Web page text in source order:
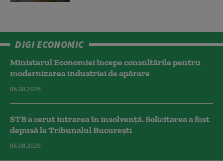
DIGI ECONOMIC
Ministerul Economiei începe consultările pentru
modernizarea industriei de apărare
06.08.2026
STB a cerut intrarea în insolvență. Solicitarea a fost
depusă la Tribunalul București
06.08.2026